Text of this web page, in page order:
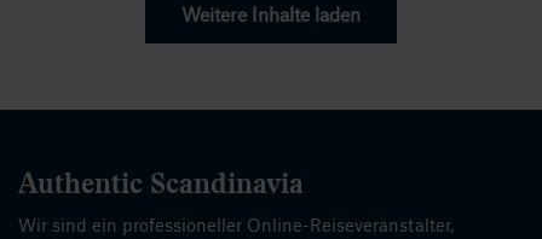
Weitere Inhalte laden
Authentic Scandinavia
Wir sind ein professioneller Online-Reiseveranstalter,